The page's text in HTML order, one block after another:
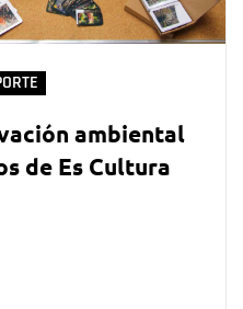
ambiental
de Es Cultura